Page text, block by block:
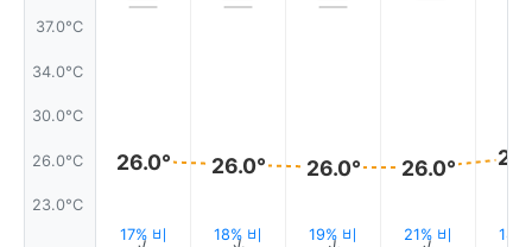
37.0°C
34.0°C
30.0°C
26.0°C
23.0°C
26.0°
17% 비
26.0°
18% 비
26.0°
19% 비
26.0°
21% 비 18%